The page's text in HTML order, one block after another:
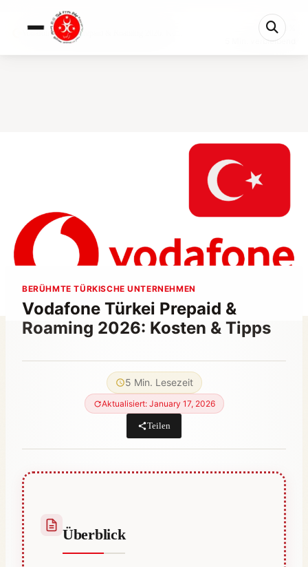
Vodafone Türkei Prepaid & Roaming 2026: Ko...
5 Min. verbleibend
BERÜHMTE TÜRKISCHE UNTERNEHMEN
Vodafone Türkei Prepaid &
Roaming 2026: Kosten & Tipps
5 Min. Lesezeit
Aktualisiert: January 17, 2026
Teilen
Überblick